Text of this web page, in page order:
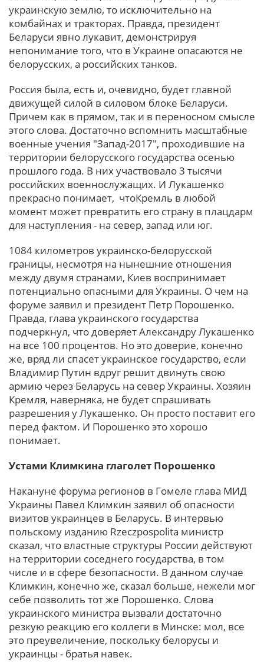
украинскую землю, то исключительно на
комбайнах и тракторах. Правда, президент
Беларуси явно лукавит, демонстрируя
непонимание того, что в Украине опасаются не
белорусских, а российских танков.
Россия была, есть и, очевидно, будет главной
движущей силой в силовом блоке Беларуси.
Причем как в прямом, так и в переносном смысле
этого слова. Достаточно вспомнить масштабные
военные учения "Запад-2017", проходившие на
территории белорусского государства осенью
прошлого года. В них участвовало 3 тысячи
российских военнослужащих. И Лукашенко
прекрасно понимает, чтоКремль в любой
момент может превратить его страну в плацдарм
для наступления - на север, запад или юг.
1084 километров украинско-белорусской
границы, несмотря на нынешние отношения
между двумя странами, Киев воспринимает
потенциально опасными для Украины. О чем на
форуме заявил и президент Петр Порошенко.
Правда, глава украинского государства
подчеркнул, что доверяет Александру Лукашенко
на все 100 процентов. Но это доверие, конечно
же, вряд ли спасет украинское государство, если
Владимир Путин вдруг решит двинуть свою
армию через Беларусь на север Украины. Хозяин
Кремля, наверняка, не будет спрашивать
разрешения у Лукашенко. Он просто поставит его
перед фактом. И Порошенко это хорошо
понимает.
Устами Климкина глаголет Порошенко
Накануне форума регионов в Гомеле глава МИД
Украины Павел Климкин заявил об опасности
визитов украинцев в Беларусь. В интервью
польскому изданию Rzeczpospolita министр
сказал, что властные структуры России действуют
на территории соседнего государства, в том
числе и в сфере безопасности. В данном случае
Климкин, конечно же, сказал больше, нежели мог
себе позволить тот же Порошенко. Слова
украинского министра вызвали достаточно
резкую реакцию его коллеги в Минске: мол, все
это преувеличение, поскольку белорусы и
украинцы - братья навек.